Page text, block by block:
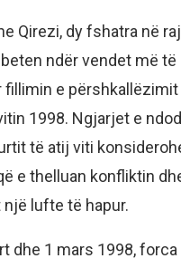
Qirezi, dy fshatra në
ndër vendet më
fillimin e
1998. Ngjarjet e
të atij viti
e thelluan konfliktin
lufte të hapur.
dhe 1 mars 1998,